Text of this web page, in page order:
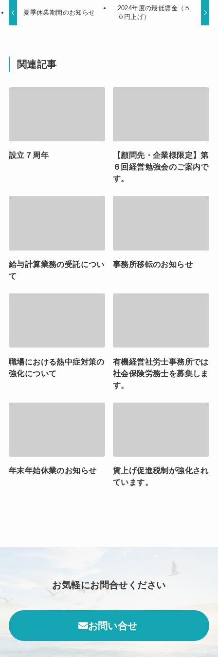
夏季休業期間のお知らせ
2024年度の最低賃金（５
０円上げ）
関連記事
設立７周年
【顧問先・企業様限定】第
６回経営勉強会のご案内で
す。
給与計算業務の受託につい
て
事務所移転のお知らせ
職場における熱中症対策の
強化について
有機経営社労士事務所では
社会保険労務士を募集しま
す。
年末年始休業のお知らせ
賃上げ促進税制が強化され
ています。
お気軽にお問合せください
お問い合せ